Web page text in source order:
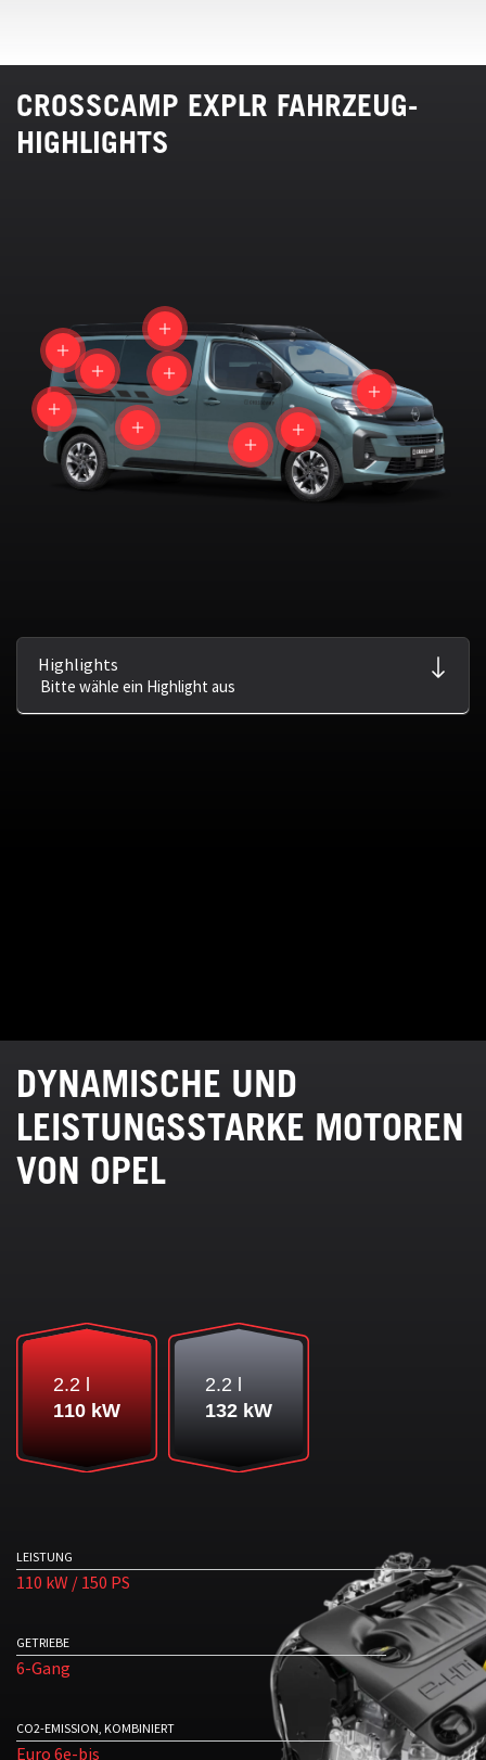
CROSSCAMP EXPLR FAHRZEUG-
HIGHLIGHTS
Highlights
DYNAMISCHE UND
LEISTUNGSSTARKE MOTOREN
VON OPEL
2.2 l
110 kW
2.2 l
132 kW
LEISTUNG
110 kW / 150 PS
GETRIEBE
6-Gang
CO2-EMISSION, KOMBINIERT
Euro 6e-bis